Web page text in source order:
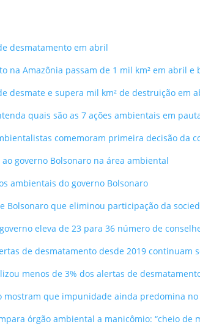
desmatamento em abril
na Amazônia passam de 1 mil km² em abril
desmate e supera mil km² de destruição em
quais são as 7 ações ambientais em
comemoram primeira decisão da
governo Bolsonaro na área ambiental
ambientais do governo Bolsonaro
Bolsonaro que eliminou participação da
eleva de 23 para 36 número de
de desmatamento desde 2019 continuam
menos de 3% dos alertas de
mostram que impunidade ainda predomina
órgão ambiental a manicômio: “cheio de